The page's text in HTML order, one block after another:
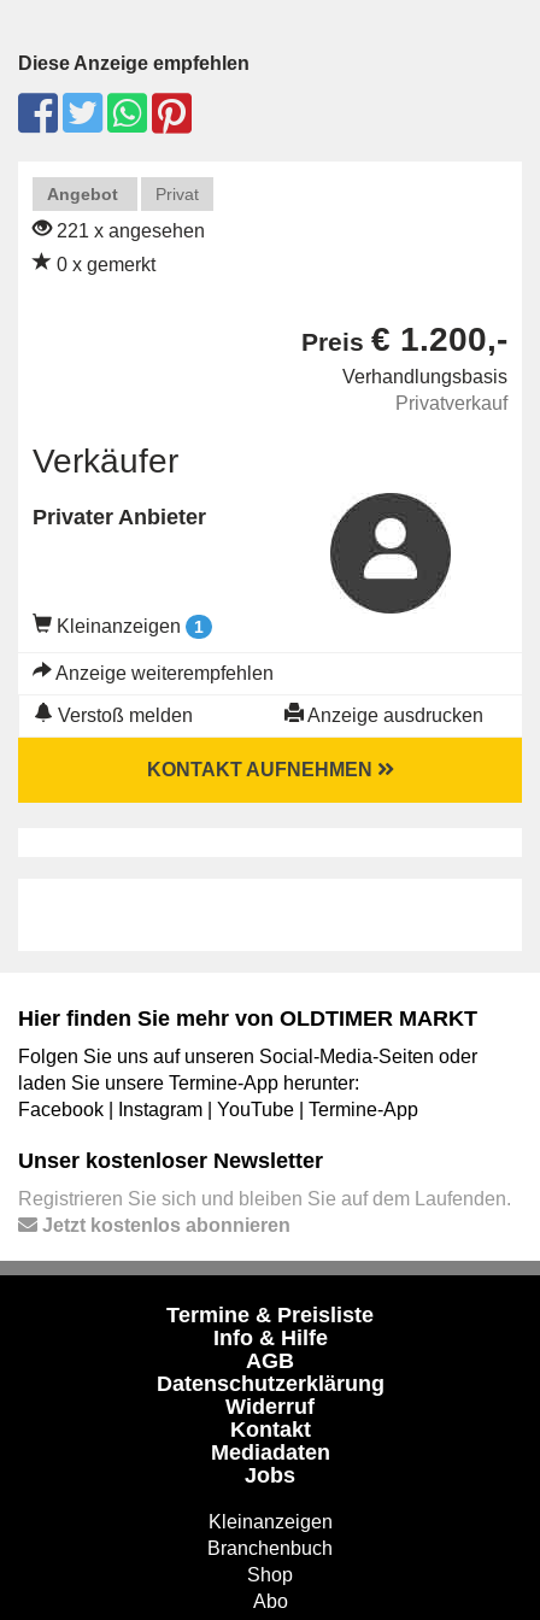
Diese Anzeige empfehlen
Angebot Privat
221 x angesehen
0 x gemerkt
Preis € 1.200,-
Verhandlungsbasis
Privatverkauf
Verkäufer
Privater Anbieter
Kleinanzeigen 1
Anzeige weiterempfehlen
Verstoß melden Anzeige ausdrucken
KONTAKT AUFNEHMEN
Hier finden Sie mehr von OLDTIMER MARKT
Folgen Sie uns auf unseren Social-Media-Seiten oder
laden Sie unsere Termine-App herunter:
Facebook
Instagram YouTube Termine-App
Unser kostenloser Newsletter
Registrieren Sie sich und bleiben Sie auf dem Laufenden.
Jetzt kostenlos abonnieren
Termine & Preisliste
Info & Hilfe
AGB
Datenschutzerklärung
Widerruf
Kontakt
Mediadaten
Jobs
Kleinanzeigen
Branchenbuch
Shop
Abo